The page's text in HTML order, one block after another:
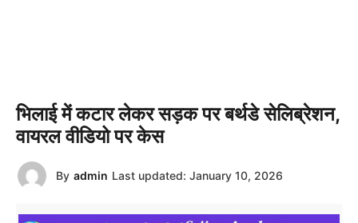
भिलाई में कटार लेकर सड़क पर बर्थडे सेलिब्रेशन,
वायरल वीडियो पर केस
By admin Last updated: January 10, 2026